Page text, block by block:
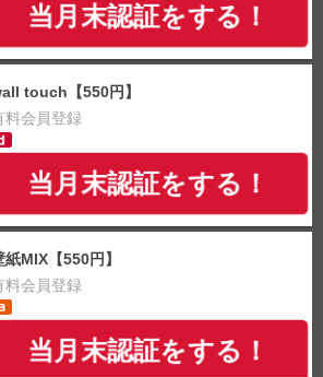
当月末認証をする！
touch【550円】
料会員登録
当月末認証をする！
紙MIX【550円】
料会員登録
当月末認証をする！